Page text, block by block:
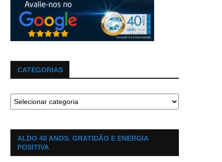
CATEGORIAS
ALDO 40 ANOS. GRATIDÃO E ENERGIA
POSITIVA